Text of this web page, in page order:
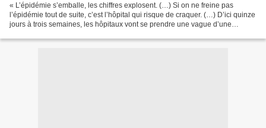
« L’épidémie s’emballe, les chiffres explosent. (…) Si on ne freine pas
l’épidémie tout de suite, c’est l’hôpital qui risque de craquer. (…) D’ici quinze
jours à trois semaines, les hôpitaux vont se prendre une vague d’une